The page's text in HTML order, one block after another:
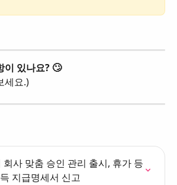
이 있나요? 🙄
세요.)
사 맞춤 승인 관리 출시, 휴가 등
지급명세서 신고